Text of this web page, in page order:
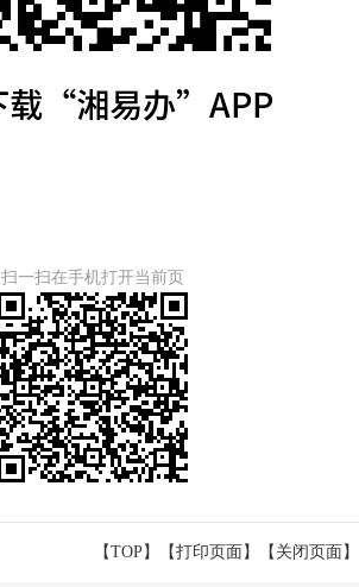
扫一扫在手机打开当前页
【TOP】 【打印页面】【 关闭页面】